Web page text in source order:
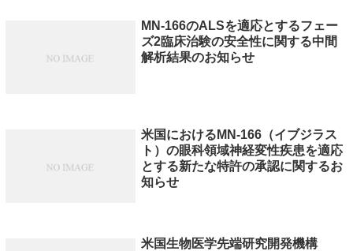
MN-166のALSを適応とするフェー
ズ2臨床治験の安全性に関する中間
解析結果のお知らせ
米国におけるMN-166（イブジラス
ト）の眼科領域神経変性疾患を適応
とする新たな特許の承認に関するお
知らせ
米国生物医学先端研究開発機構